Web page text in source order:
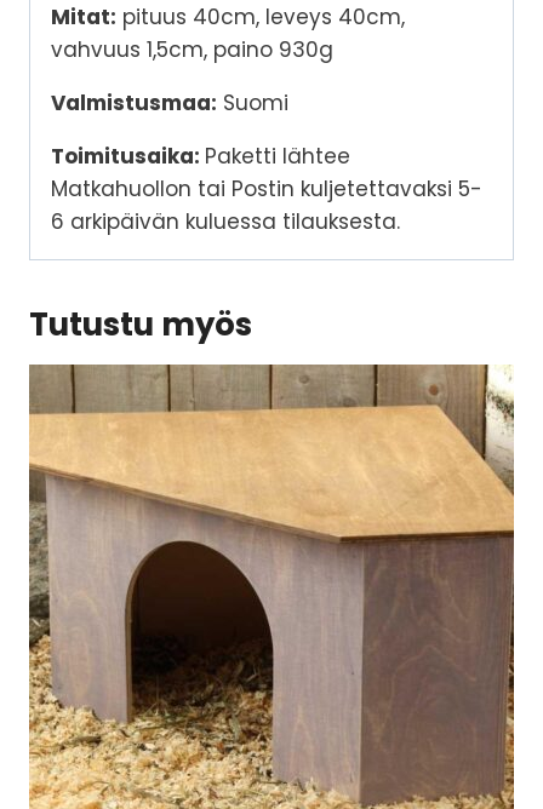
Mitat: pituus 40cm, leveys 40cm,
vahvuus 1,5cm, paino 930g
Valmistusmaa: Suomi
Toimitusaika: Paketti lähtee
Matkahuollon tai Postin kuljetettavaksi 5-
6 arkipäivän kuluessa tilauksesta.
Tutustu myös